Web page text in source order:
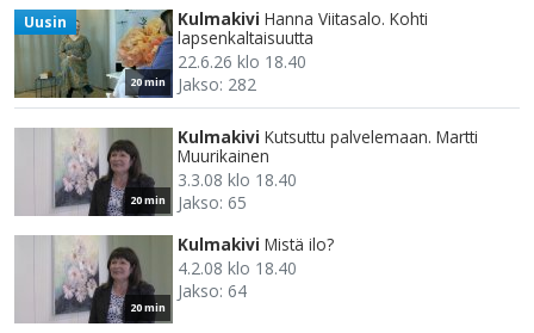
20 min
Uusin Kulmakivi Hanna Viitasalo. Kohti
lapsenkaltaisuutta
22.6.26 klo 18.40
Jakso: 282
20 min
Kulmakivi Kutsuttu palvelemaan. Martti
Muurikainen
3.3.08 klo 18.40
Jakso: 65
20 min
Kulmakivi Mistä ilo?
4.2.08 klo 18.40
Jakso: 64